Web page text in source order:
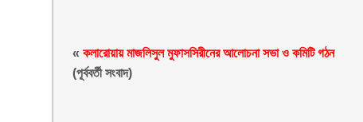
«কলারোয়ায় মাজলিসুল মুফাসসিরীনের আলোচনা সভা ও কমিটি গঠন
(পূর্ববর্তী সংবাদ)